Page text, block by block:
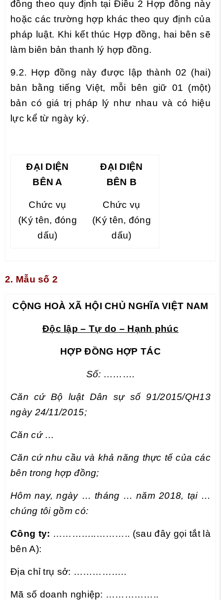
đồng theo quy định tại Điều 2 Hợp đồng này
hoặc các trường hợp khác theo quy định của
pháp luật. Khi kết thúc Hợp đồng, hai bên sẽ
làm biên bản thanh lý hợp đồng.
9.2. Hợp đồng này được lập thành 02 (hai)
bản bằng tiếng Việt, mỗi bên giữ 01 (một)
bản có giá trị pháp lý như nhau và có hiệu
lực kể từ ngày ký.
ĐẠI DIỆN
BÊN A
Chức vụ
(Ký tên, đóng
dấu)
ĐẠI DIỆN
BÊN B
Chức vụ
(Ký tên, đóng
dấu)
2. Mẫu số 2
CỘNG HOÀ XÃ HỘI CHỦ NGHĨA VIỆT NAM
Độc lập – Tự do – Hạnh phúc
HỢP ĐỒNG HỢP TÁC
Số: ……….
Căn cứ Bộ luật Dân sự số 91/2015/QH13
ngày 24/11/2015;
Căn cứ …
Căn cứ nhu cầu và khả năng thực tế của các
bên trong hợp đồng;
Hôm nay, ngày … tháng … năm 2018, tại …
chúng tôi gồm có:
Công ty: …………..……….. (sau đây gọi tắt là
bên A):
Địa chỉ trụ sở: ……………..
Mã số doanh nghiệp: ……………..